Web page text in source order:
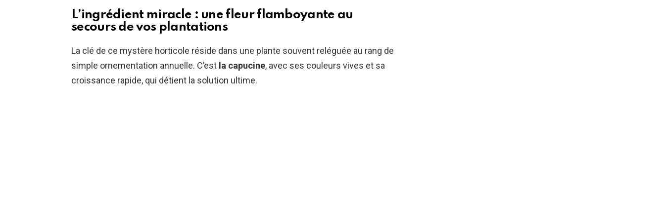
L’ingrédient miracle : une fleur flamboyante au
secours de vos plantations
La clé de ce mystère horticole réside dans une plante souvent reléguée au rang de
simple ornementation annuelle. C’est la capucine, avec ses couleurs vives et sa
croissance rapide, qui détient la solution ultime.